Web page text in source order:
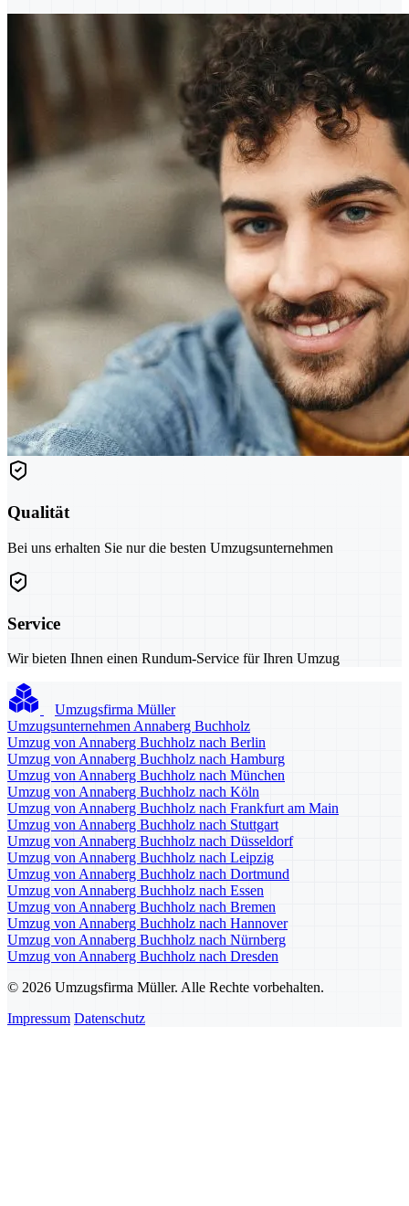
Qualität
Bei uns erhalten Sie nur die besten Umzugsunternehmen
Service
Wir bieten Ihnen einen Rundum-Service für Ihren Umzug
Umzugsfirma Müller
Umzugsunternehmen Annaberg Buchholz
Umzug von Annaberg Buchholz nach Berlin
Umzug von Annaberg Buchholz nach Hamburg
Umzug von Annaberg Buchholz nach München
Umzug von Annaberg Buchholz nach Köln
Umzug von Annaberg Buchholz nach Frankfurt am Main
Umzug von Annaberg Buchholz nach Stuttgart
Umzug von Annaberg Buchholz nach Düsseldorf
Umzug von Annaberg Buchholz nach Leipzig
Umzug von Annaberg Buchholz nach Dortmund
Umzug von Annaberg Buchholz nach Essen
Umzug von Annaberg Buchholz nach Bremen
Umzug von Annaberg Buchholz nach Hannover
Umzug von Annaberg Buchholz nach Nürnberg
Umzug von Annaberg Buchholz nach Dresden
© 2026 Umzugsfirma Müller. Alle Rechte vorbehalten.
Impressum Datenschutz